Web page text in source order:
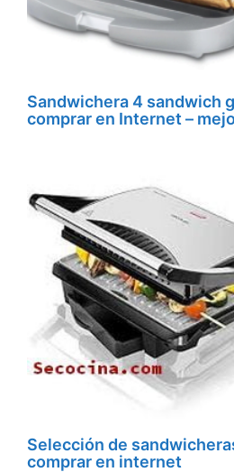
Sandwichera 4 sandwich
comprar en Internet –
Selección de
comprar en internet